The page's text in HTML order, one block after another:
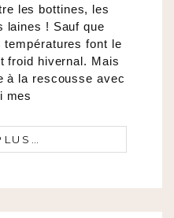
les bottines, les
laines ! Sauf que
températures font le
froid hivernal. Mais
à la rescousse avec
mes